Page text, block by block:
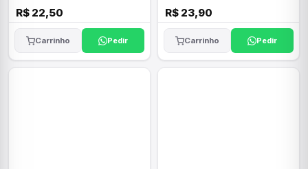
R$ 22,50
Carrinho Pedir
R$ 23,90
Carrinho Pedir